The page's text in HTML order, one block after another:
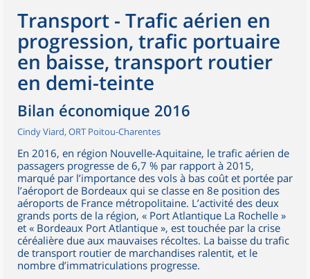
Transport - Trafic aérien en
progression, trafic portuaire
en baisse, transport routier
en demi-teinte
Bilan économique 2016
Cindy Viard, ORT Poitou-Charentes
En 2016, en région Nouvelle-Aquitaine, le trafic aérien de
passagers progresse de 6,7 % par rapport à 2015,
marqué par l’importance des vols à bas coût et portée par
l’aéroport de Bordeaux qui se classe en 8e position des
aéroports de France métropolitaine. L’activité des deux
grands ports de la région, « Port Atlantique La Rochelle »
et « Bordeaux Port Atlantique », est touchée par la crise
céréalière due aux mauvaises récoltes. La baisse du trafic
de transport routier de marchandises ralentit, et le
nombre d’immatriculations progresse.